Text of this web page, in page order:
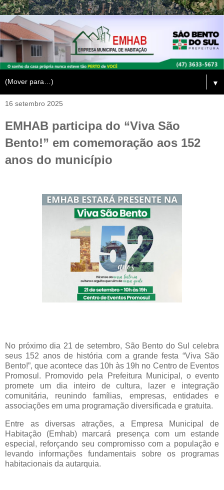
▼
16 setembro 2025
EMHAB participa do “Viva São
Bento!” em comemoração aos 152
anos do município
No próximo dia 21 de setembro, São Bento do Sul celebra
seus 152 anos de história com a grande festa “Viva São
Bento!”, que acontece das 10h às 19h no Centro de Eventos
Promosul. Promovido pela Prefeitura Municipal, o evento
promete um dia inteiro de cultura, lazer e integração
comunitária, reunindo famílias, empresas, entidades e
associações em uma programação diversificada e gratuita.
Entre as diversas atrações, a Empresa Municipal de
Habitação (Emhab) marcará presença com um estande
especial, reforçando seu compromisso com a população e
levando informações fundamentais sobre os programas
habitacionais da autarquia.